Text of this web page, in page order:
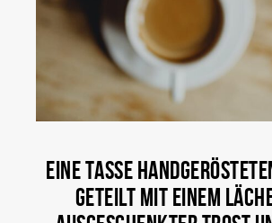
EINE TASSE
GETEILT MIT EINEM